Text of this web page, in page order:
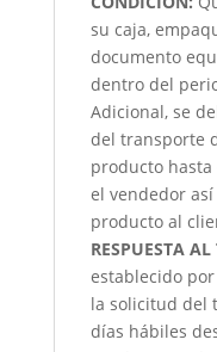
su caja,
documento
dentro del
Adicional, se
del transporte
producto
el vendedor
producto al
RESPUESTA
establecido
la solicitud del
días hábiles